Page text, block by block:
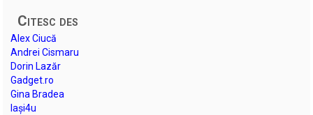
Citesc des
Alex Ciucă
Andrei Cismaru
Dorin Lazăr
Gadget.ro
Gina Bradea
Iași4u